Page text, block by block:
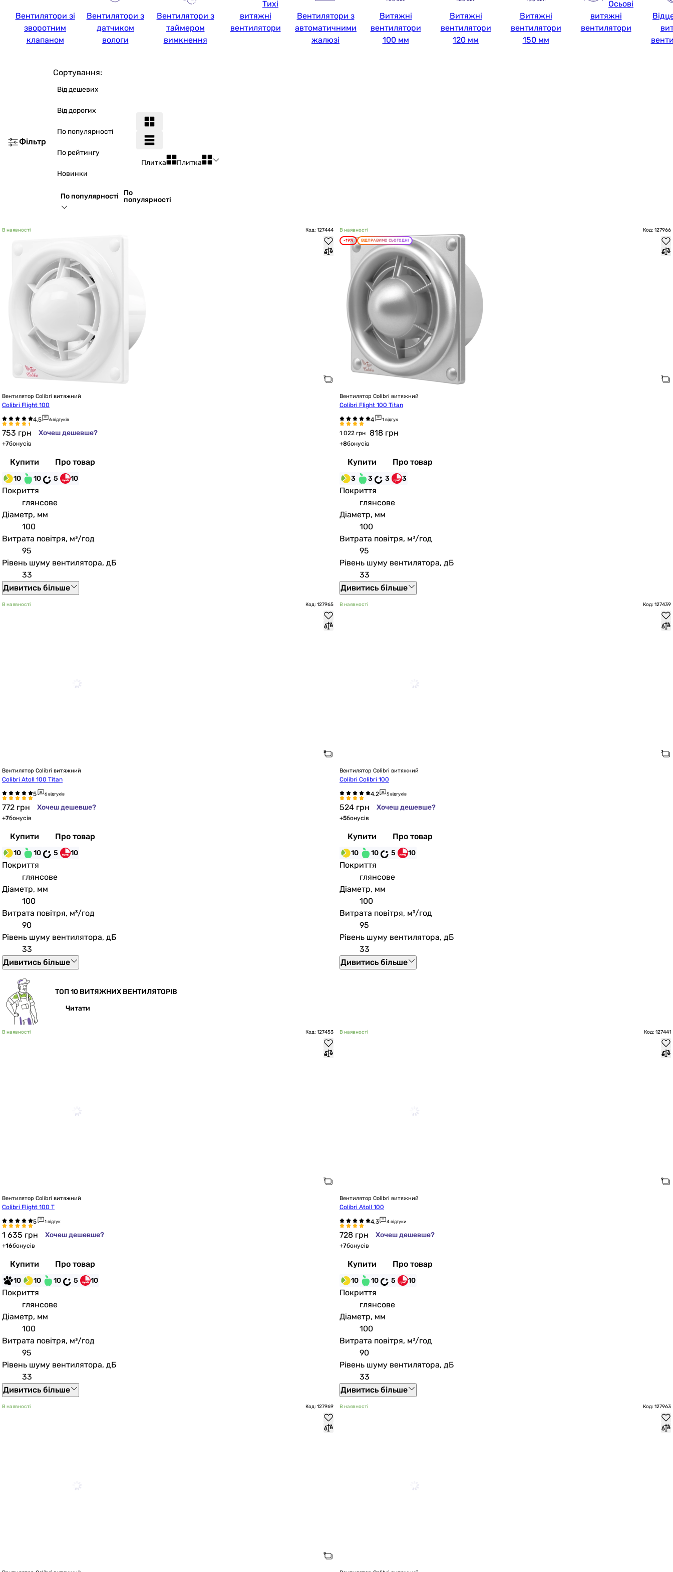
Вентилятори зі
зворотним
клапаном
Вентилятори з
датчиком
вологи
Вентилятори з
таймером
вимкнення
Тихі
витяжні
вентилятори
Вентилятори з
автоматичними
жалюзі
Витяжні
вентилятори
100 мм
Витяжні
вентилятори
120 мм
Витяжні
вентилятори
150 мм
Осьові
витяжні
вентилятори
Фільтр
Сортування:
Від дешевих
Від дорогих
По популярності
По рейтингу
Новинки
По популярності
По
популярності
Плитка Плитка
В наявності Код: 127444
Вентилятор Colibri витяжний
Colibri Flight 100
6 відгуків
753 грн Хочеш дешевше?
+7бонусів
Купити Про товар
10 10 5 10
Покриття
глянсове
Діаметр, мм
100
Витрата повітря, м³/год
95
Рівень шуму вентилятора, дБ
33
Дивитись більше
В наявності Код: 127966
-19% ВІДПРАВИМО СЬОГОДНІ
Вентилятор Colibri витяжний
Colibri Flight 100 Titan
1 відгук
1 022 грн 818 грн
+8бонусів
Купити Про товар
3 3 3 3
Покриття
глянсове
Діаметр, мм
100
Витрата повітря, м³/год
95
Рівень шуму вентилятора, дБ
33
Дивитись більше
В наявності Код: 127965
Вентилятор Colibri витяжний
Colibri Atoll 100 Titan
6 відгуків
772 грн Хочеш дешевше?
+7бонусів
Купити Про товар
10 10 5 10
Покриття
глянсове
Діаметр, мм
100
Витрата повітря, м³/год
90
Рівень шуму вентилятора, дБ
33
Дивитись більше
В наявності Код: 127439
Вентилятор Colibri витяжний
Colibri Colibri 100
5 відгуків
524 грн Хочеш дешевше?
+5бонусів
Купити Про товар
10 10 5 10
Покриття
глянсове
Діаметр, мм
100
Витрата повітря, м³/год
95
Рівень шуму вентилятора, дБ
33
Дивитись більше
ТОП 10 ВИТЯЖНИХ ВЕНТИЛЯТОРІВ
Читати
В наявності Код: 127453
Вентилятор Colibri витяжний
Colibri Flight 100 T
1 відгук
1 635 грн Хочеш дешевше?
+16бонусів
Купити Про товар
10 10 10 5 10
Покриття
глянсове
Діаметр, мм
100
Витрата повітря, м³/год
95
Рівень шуму вентилятора, дБ
33
Дивитись більше
В наявності Код: 127441
Вентилятор Colibri витяжний
Colibri Atoll 100
4 відгуки
728 грн Хочеш дешевше?
+7бонусів
Купити Про товар
10 10 5 10
Покриття
глянсове
Діаметр, мм
100
Витрата повітря, м³/год
90
Рівень шуму вентилятора, дБ
33
Дивитись більше
В наявності Код: 127969 В наявності Код: 127963